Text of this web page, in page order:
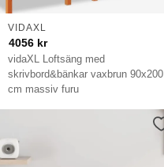
vidaXL Loftsäng med
skrivbord&bänkar vaxbrun 90x200
cm massiv furu
VIDAXL
4056 kr